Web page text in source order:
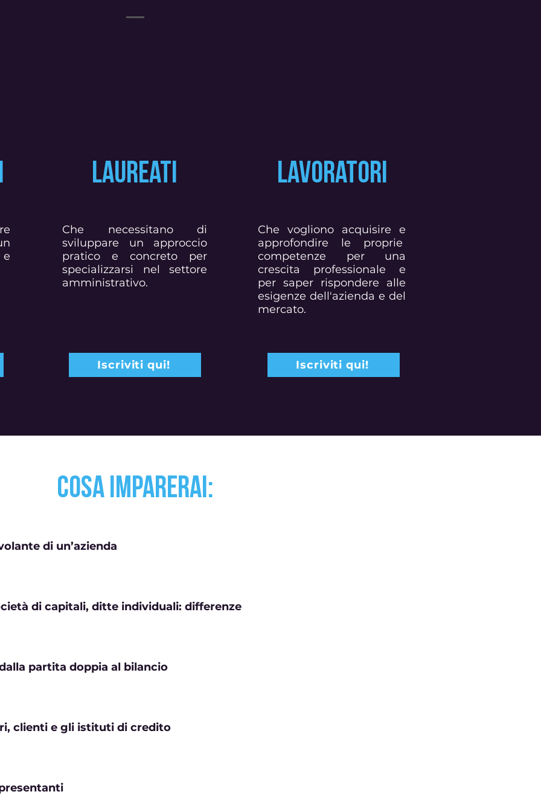
LAUREATI
Che necessitano di
sviluppare un approccio
pratico e concreto per
specializzarsi nel settore
amministrativo.
Iscriviti qui!
LAVORATORI
Che vogliono acquisire e
approfondire le proprie
competenze per una
crescita professionale e
per saper rispondere alle
esigenze dell'azienda e del
mercato.
Iscriviti qui!
Cosa imparerai:
di un’azienda
di capitali, ditte individuali: differenze
partita doppia al bilancio
clienti e gli istituti di credito